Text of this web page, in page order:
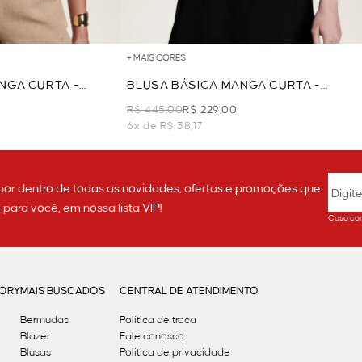
CURTA -
+ MAIS CORES
BLUSA BÁSICA MANGA CURTA -
PRETO
R$ 445,00R$ 229,00
6x de R$ 38,17
dentro de todas as novidades, ofertas e promoções que
você, em nossa lista VIP!
Caso
MAIS BUSCADOS
Bermudas
Blazer
Blusas
CENTRAL DE ATENDIMENTO
Política de troca
Fale conosco
Politica de privacidade